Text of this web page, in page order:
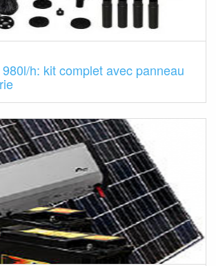
h: kit complet avec panneau